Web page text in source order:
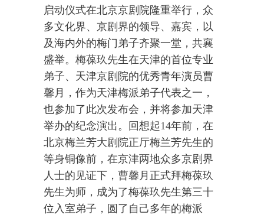
启动仪式在北京京剧院隆重举行，众
多文化界、京剧界的领导、嘉宾，以
及海内外的梅门弟子齐聚一堂，共襄
盛举。梅葆玖先生在天津的首位专业
弟子、天津京剧院的优秀青年演员曹
馨月，作为天津梅派弟子代表之一，
也参加了此次发布会，并将参加天津
举办的纪念演出。回想起14年前，在
北京梅兰芳大剧院正厅梅兰芳先生的
等身铜像前，在京津两地众多京剧界
人士的见证下，曹馨月正式拜梅葆玖
先生为师，成为了梅葆玖先生第三十
位入室弟子，圆了自己多年的梅派